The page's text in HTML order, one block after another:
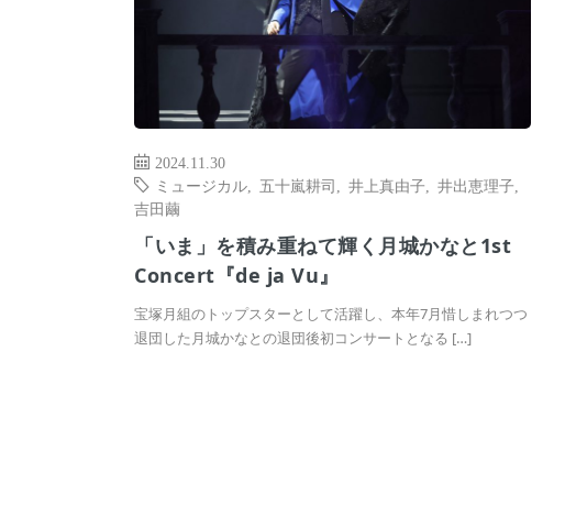
2024.11.30
ミュージカル
五十嵐耕司 井上真由子 井出恵理子
吉田繭
「いま」を積み重ねて輝く月城かなと1st
Concert『de ja Vu』
宝塚月組のトップスターとして活躍し、本年7月惜しまれつつ
退団した月城かなとの退団後初コンサートとなる […]